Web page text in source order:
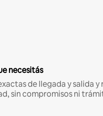
necesitás
de llegada y salida y
sin compromisos ni